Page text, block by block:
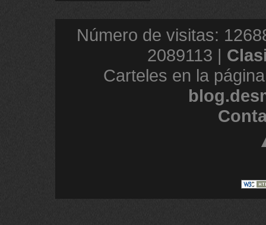
Número de visitas:
2089113 |
Carteles en la